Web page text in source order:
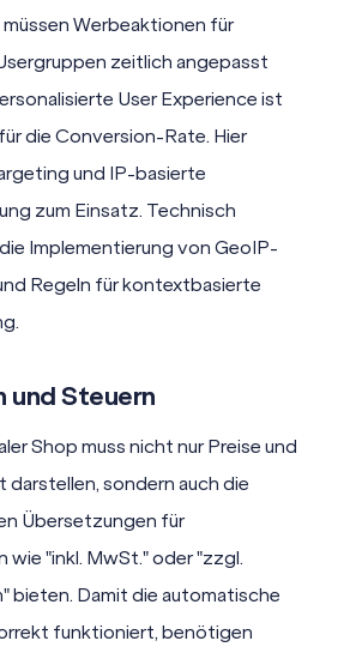
Werbeaktionen für
zeitlich angepasst
User Experience ist
die Conversion-Rate. Hier
und IP-basierte
zum Einsatz. Technisch
Implementierung von GeoIP-
Regeln für kontextbasierte
und Steuern
Shop muss nicht nur Preise und
darstellen, sondern auch die
Übersetzungen für
wie "inkl. MwSt." oder "zzgl.
bieten. Damit die automatische
funktioniert, benötigen